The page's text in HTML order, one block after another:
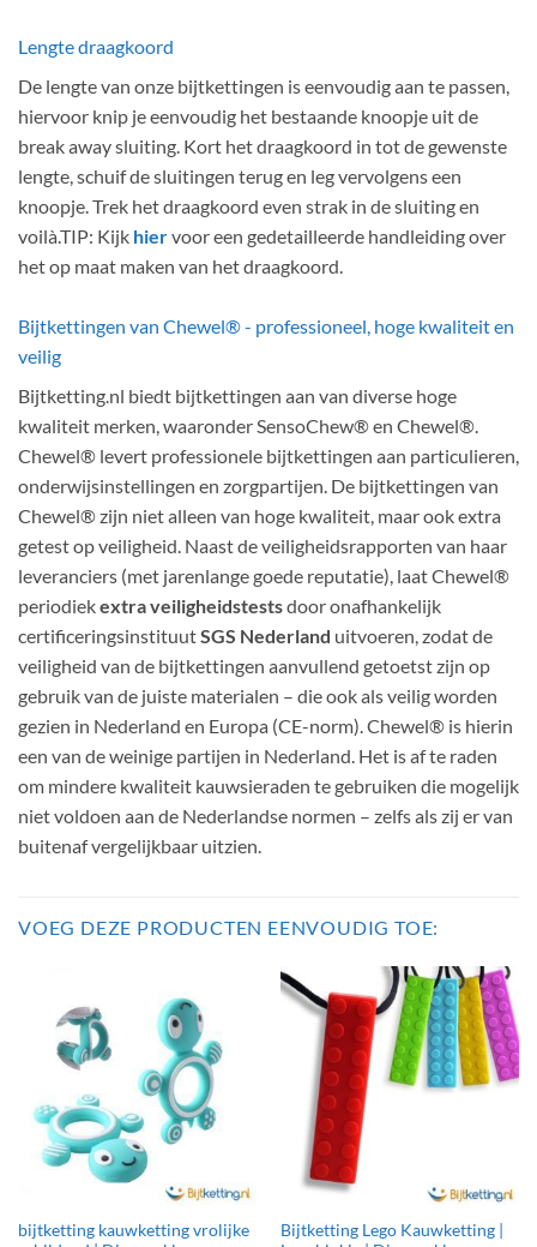
Lengte draagkoord
De lengte van onze bijtkettingen is eenvoudig aan te passen,
hiervoor knip je eenvoudig het bestaande knoopje uit de
break away sluiting. Kort het draagkoord in tot de gewenste
lengte, schuif de sluitingen terug en leg vervolgens een
knoopje. Trek het draagkoord even strak in de sluiting en
voilà.TIP: Kijk hiervoor een gedetailleerde handleiding over
het op maat maken van het draagkoord.
Bijtkettingen van Chewel® - professioneel, hoge kwaliteit en
veilig
Bijtketting.nl biedt bijtkettingen aan van diverse hoge
kwaliteit merken, waaronder SensoChew® en Chewel®.
Chewel® levert professionele bijtkettingen aan particulieren,
onderwijsinstellingen en zorgpartijen. De bijtkettingen van
Chewel® zijn niet alleen van hoge kwaliteit, maar ook extra
getest op veiligheid. Naast de veiligheidsrapporten van haar
leveranciers (met jarenlange goede reputatie), laat Chewel®
periodiekextra veiligheidstestsdoor onafhankelijk
certificeringsinstituutSGS Nederland uitvoeren, zodat de
veiligheid van de bijtkettingen aanvullend getoetst zijn op
gebruik van de juiste materialen – die ook als veilig worden
gezien in Nederland en Europa (CE-norm). Chewel® is hierin
een van de weinige partijen in Nederland. Het is af te raden
om mindere kwaliteit kauwsieraden te gebruiken die mogelijk
niet voldoen aan de Nederlandse normen – zelfs als zij er van
buitenaf vergelijkbaar uitzien.
VOEG DEZE PRODUCTEN EENVOUDIG TOE:
bijtketting kauwketting vrolijke
Bijtketting Lego Kauwketting |